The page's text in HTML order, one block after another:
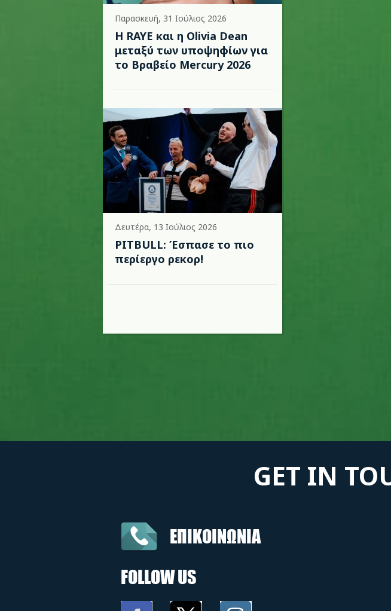
Παρασκευή, 31 Ιούλιος 2026
Η RAYE και η Olivia Dean
μεταξύ των υποψηφίων για
το Βραβείο Mercury 2026
Δευτέρα, 13 Ιούλιος 2026
PITBULL: Έσπασε το πιο
περίεργο ρεκορ!
GET IN
ΕΠΙΚΟΙΝΩΝΙΑ
FOLLOW US